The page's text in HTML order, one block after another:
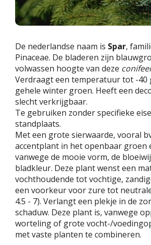
De nederlandse naam is Spar,
Pinaceae. De bladeren zijn
volwassen hoogte van deze
Verdraagt een temperatuur tot -40
gehele winter groen. Heeft een
slecht verkrijgbaar.
Te gebruiken zonder specifieke
standplaats.
Met een grote sierwaarde, vooral
accentplant in het openbaar groen
vanwege de mooie vorm, de
bladkleur. Deze plant wenst een
vochthoudende tot vochtige,
een voorkeur voor zure tot
4.5 - 7). Verlangt een plekje in de
schaduw. Deze plant is, vanwege
worteling of grote vocht-/
met vaste planten te combineren.